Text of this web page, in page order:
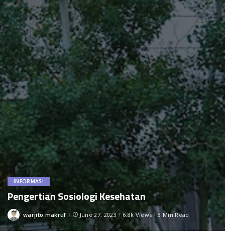
INFORMASI
Pengertian Sosiologi Kesehatan
Posted
by
warjito makruf June 27, 2023 6.8k Views 3 Min Read